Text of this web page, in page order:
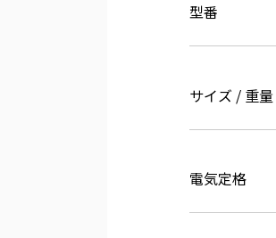
型番
サイズ / 重量
電気定格